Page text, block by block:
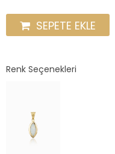
SEPETE EKLE
Renk Seçenekleri